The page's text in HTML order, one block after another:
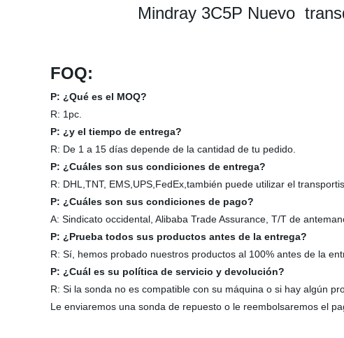
Mindray 3C5P Nuevo
FOQ:
P: ¿Qué es el MOQ?
R: 1pc.
P: ¿y el tiempo de entrega?
R: De 1 a 15 días depende de la cantidad de tu pedido.
P: ¿Cuáles son sus condiciones de entrega?
R: DHL,TNT, EMS,UPS,FedEx,también puede utilizar el
P: ¿Cuáles son sus condiciones de pago?
A: Sindicato occidental, Alibaba Trade Assurance, T/T de
P: ¿Prueba todos sus productos antes de la entrega?
R: Sí, hemos probado nuestros productos al 100% antes de la
P: ¿Cuál es su política de servicio y devolución?
R: Si la sonda no es compatible con su máquina o si hay algún
Le enviaremos una sonda de repuesto o le reembolsaremos el